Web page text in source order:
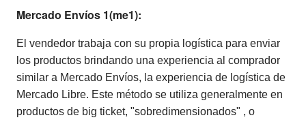
Mercado Envíos 1(me1):
El vendedor trabaja con su propia logística para enviar
los productos brindando una experiencia al comprador
similar a Mercado Envíos, la experiencia de logística de
Mercado Libre. Este método se utiliza generalmente en
productos de big ticket, "sobredimensionados" , o